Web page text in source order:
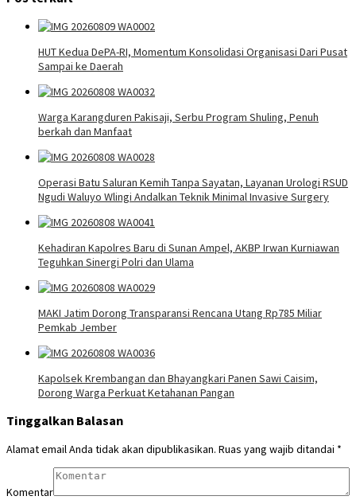
HUT Kedua DePA-RI, Momentum Konsolidasi Organisasi Dari Pusat
Sampai ke Daerah
Warga Karangduren Pakisaji, Serbu Program Shuling, Penuh
berkah dan Manfaat
Operasi Batu Saluran Kemih Tanpa Sayatan, Layanan Urologi RSUD
Ngudi Waluyo Wlingi Andalkan Teknik Minimal Invasive Surgery
Kehadiran Kapolres Baru di Sunan Ampel, AKBP Irwan Kurniawan
Teguhkan Sinergi Polri dan Ulama
MAKI Jatim Dorong Transparansi Rencana Utang Rp785 Miliar
Pemkab Jember
Kapolsek Krembangan dan Bhayangkari Panen Sawi Caisim,
Dorong Warga Perkuat Ketahanan Pangan
Tinggalkan Balasan
Alamat email Anda tidak akan dipublikasikan. Ruas yang wajib ditandai *
Komentar